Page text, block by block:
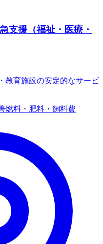
支援（福祉・医療・
教育施設の安定的なサービ
燃料・肥料・飼料費